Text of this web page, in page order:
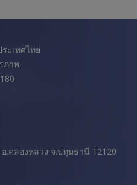
ะเทศไทย
ภาพ
.คลองหลวง จ.ปทุมธานี 12120